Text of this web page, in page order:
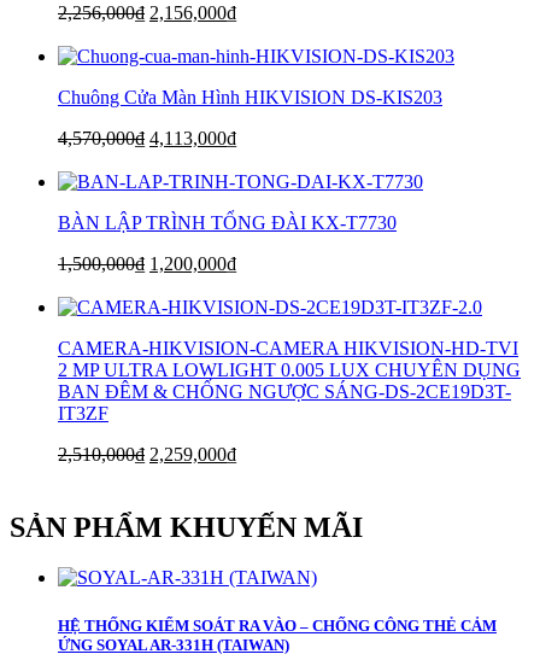
2,256,000₫ 2,156,000₫
Chuông Cửa Màn Hình HIKVISION DS-KIS203
4,570,000₫ 4,113,000₫
BÀN LẬP TRÌNH TỔNG ĐÀI KX-T7730
1,500,000₫ 1,200,000₫
CAMERA-HIKVISION-CAMERA HIKVISION-HD-TVI
2 MP ULTRA LOWLIGHT 0.005 LUX CHUYÊN DỤNG
BAN ĐÊM & CHỐNG NGƯỢC SÁNG-DS-2CE19D3T-
IT3ZF
2,510,000₫ 2,259,000₫
SẢN PHẨM KHUYẾN MÃI
HỆ THỐNG KIỂM SOÁT RA VÀO – CHỐNG CÔNG THẺ CẢM
ỨNG SOYAL AR-331H (TAIWAN)